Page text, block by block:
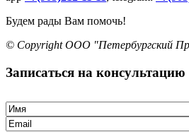
Будем рады Вам помочь!
© Copyright ООО "Петербургский
Записаться на консультацию